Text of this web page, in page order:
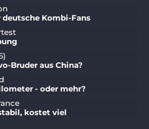
deutsche Kombi-Fans
Bruder aus China?
- oder mehr?
kostet viel